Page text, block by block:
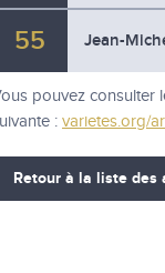
5 Jean-
pouvez consulter
: varietes.org/
Retour à la liste des